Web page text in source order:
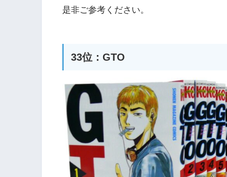
是非ご参考ください。
33位：GTO